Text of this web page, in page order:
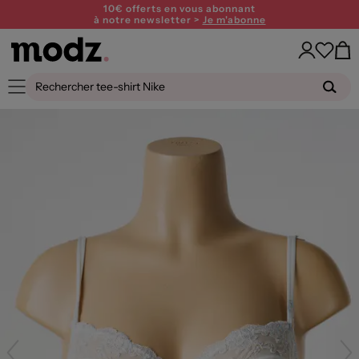
10€ offerts en vous abonnant
à notre newsletter > Je m'abonne